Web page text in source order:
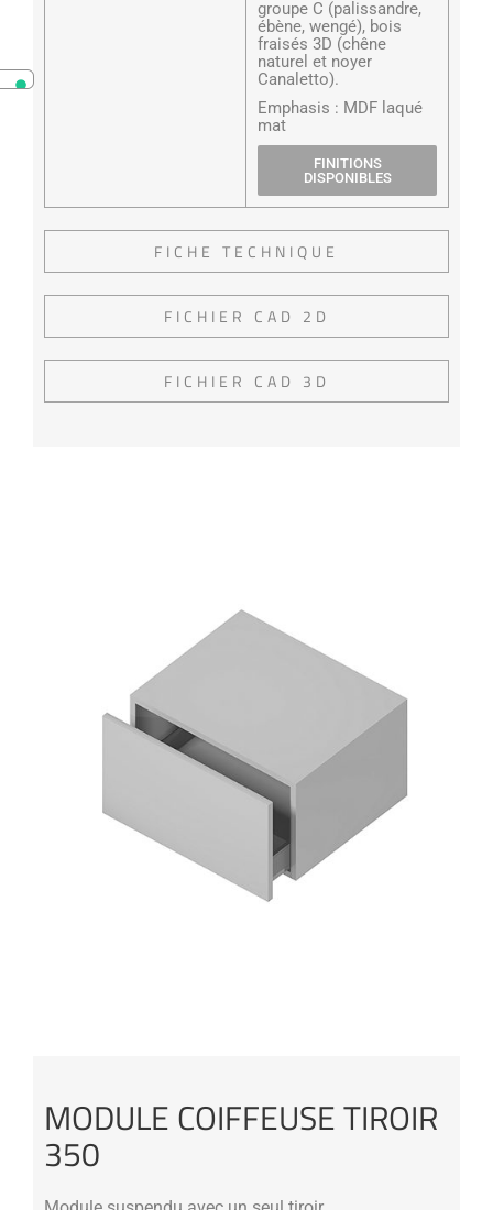
groupe C (palissandre,
ébène, wengé), bois
fraisés 3D (chêne
naturel et noyer
Canaletto).
Emphasis : MDF laqué
mat
FINITIONS
DISPONIBLES
FICHE TECHNIQUE
FICHIER CAD 2D
FICHIER CAD 3D
MODULE COIFFEUSE TIROIR
350